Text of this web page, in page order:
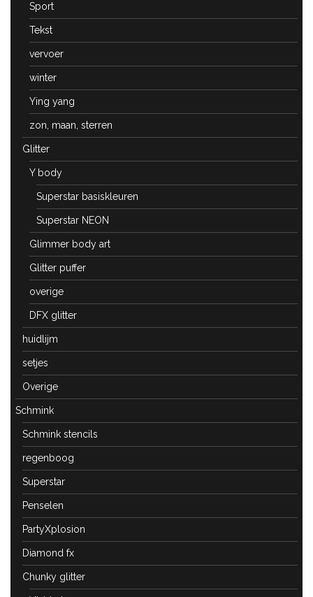
Sport
Tekst
vervoer
winter
Ying yang
zon, maan, sterren
Glitter
Y body
Superstar basiskleuren
Superstar NEON
Glimmer body art
Glitter puffer
overige
DFX glitter
huidlijm
setjes
Overige
Schmink
Schmink stencils
regenboog
Superstar
Penselen
PartyXplosion
Diamond fx
Chunky glitter